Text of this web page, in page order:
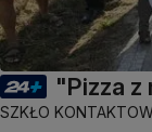
"Pizza z
SZKŁO